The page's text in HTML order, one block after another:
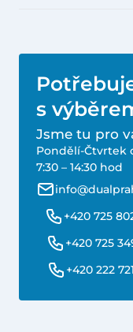
s
Jsme tu pro
Pondělí-Čtvrtek
7:30 – 14:30 hod
+420 725
+420 725
+420 222